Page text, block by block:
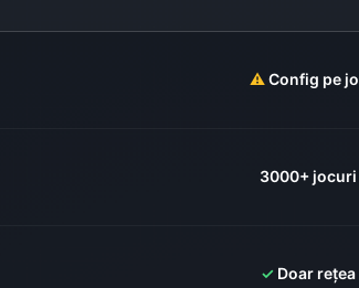
⚠️ Config pe
3000+ jocuri
✓ Doar rețea